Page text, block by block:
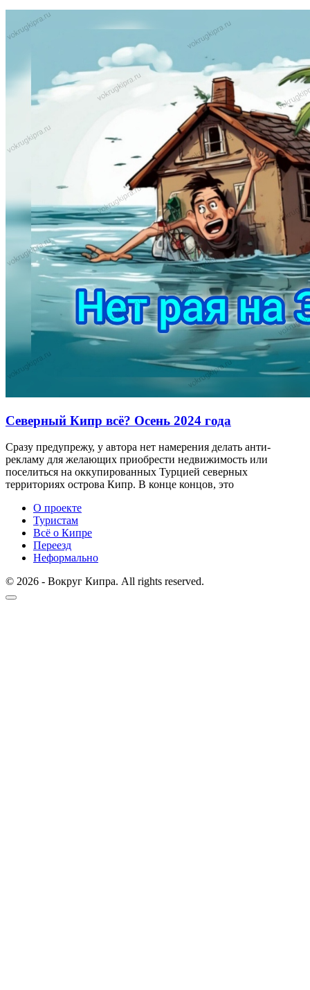
Северный Кипр всё? Осень 2024 года
Сразу предупрежу, у автора нет намерения делать анти-
рекламу для желающих приобрести недвижимость или
поселиться на оккупированных Турцией северных
территориях острова Кипр. В конце концов, это
О проекте
Туристам
Всё о Кипре
Переезд
Неформально
© 2026 - Вокруг Кипра. All rights reserved.